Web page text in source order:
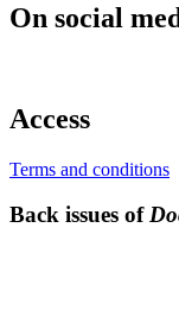
On social
Access
Terms and conditions
Back issues of